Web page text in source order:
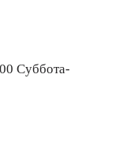
Суббота-